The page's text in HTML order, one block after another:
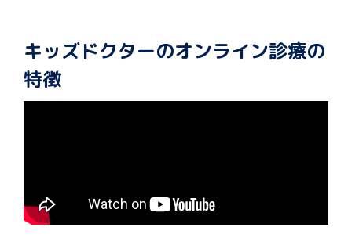
キッズドクターのオンライン診療の
特徴